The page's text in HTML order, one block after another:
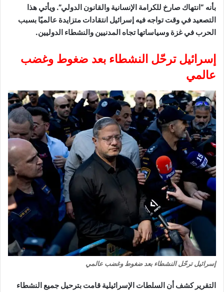
بأنه “انتهاك صارخ للكرامة الإنسانية والقانون الدولي”. ويأتي هذا
التصعيد في وقت تواجه فيه إسرائيل انتقادات متزايدة عالميًا بسبب
الحرب في غزة وسياساتها تجاه المدنيين والنشطاء الدوليين.
إسرائيل ترحّل النشطاء بعد ضغوط وغضب
عالمي
إسرائيل ترحّل النشطاء بعد ضغوط وغضب عالمي
التقرير كشف أن السلطات الإسرائيلية قامت بترحيل جميع النشطاء